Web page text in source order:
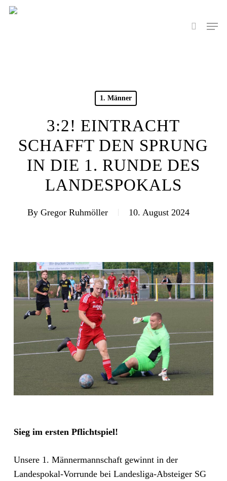
Skip
search
Menu
1. Männer
3:2! EINTRACHT
SCHAFFT DEN SPRUNG
IN DIE 1. RUNDE DES
LANDESPOKALS
By Gregor Ruhmöller 10. August 2024
Sieg im ersten Pflichtspiel!
Unsere 1. Männermannschaft gewinnt in der
Landespokal-Vorrunde bei Landesliga-Absteiger SG